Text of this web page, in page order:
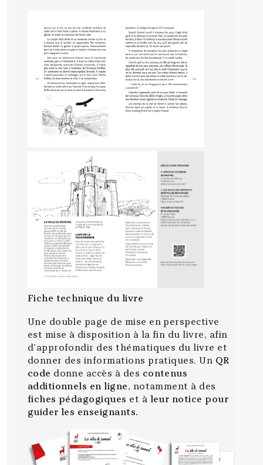
Fiche technique du livre
Une double page de mise en perspective
est mise à disposition à la fin du livre, afin
d’approfondir des thématiques du livre et
donner des informations pratiques. Un QR
code donne accès à des contenus
additionnels en ligne, notamment à des
fiches pédagogiques et à leur notice pour
guider les enseignants.